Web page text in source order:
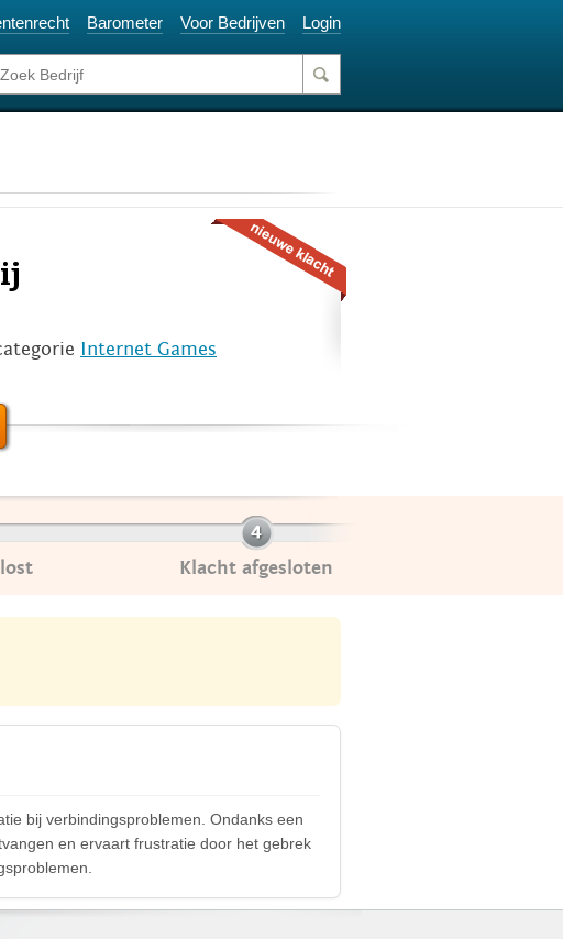
Barometer Voor Bedrijven Login
Internet Games
Klacht afgesloten
bij verbindingsproblemen. Ondanks een
en ervaart frustratie door het gebrek